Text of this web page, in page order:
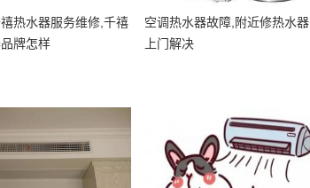
热水器服务维修,千禧
牌怎样
空调热水器故障,附近修热水器
上门解决